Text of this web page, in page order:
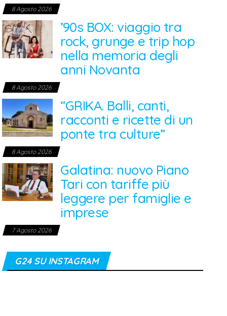
8 Agosto 2026
’90s BOX: viaggio tra
rock, grunge e trip hop
nella memoria degli
anni Novanta
8 Agosto 2026
“GRIKA. Balli, canti,
racconti e ricette di un
ponte tra culture”
8 Agosto 2026
Galatina: nuovo Piano
Tari con tariffe più
leggere per famiglie e
imprese
7 Agosto 2026
G24 SU INSTAGRAM